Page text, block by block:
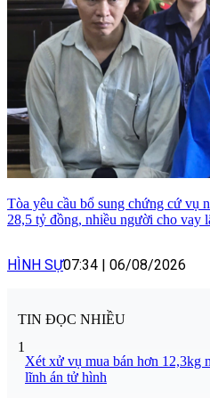
Tòa yêu cầu bổ sung chứng cứ vụ
28,5 tỷ đồng, nhiều người cho vay
HÌNH SỰ07:34 06/08/2026
TIN ĐỌC NHIỀU
1
Xét xử vụ mua bán hơn 12,3kg
lĩnh án tử hình